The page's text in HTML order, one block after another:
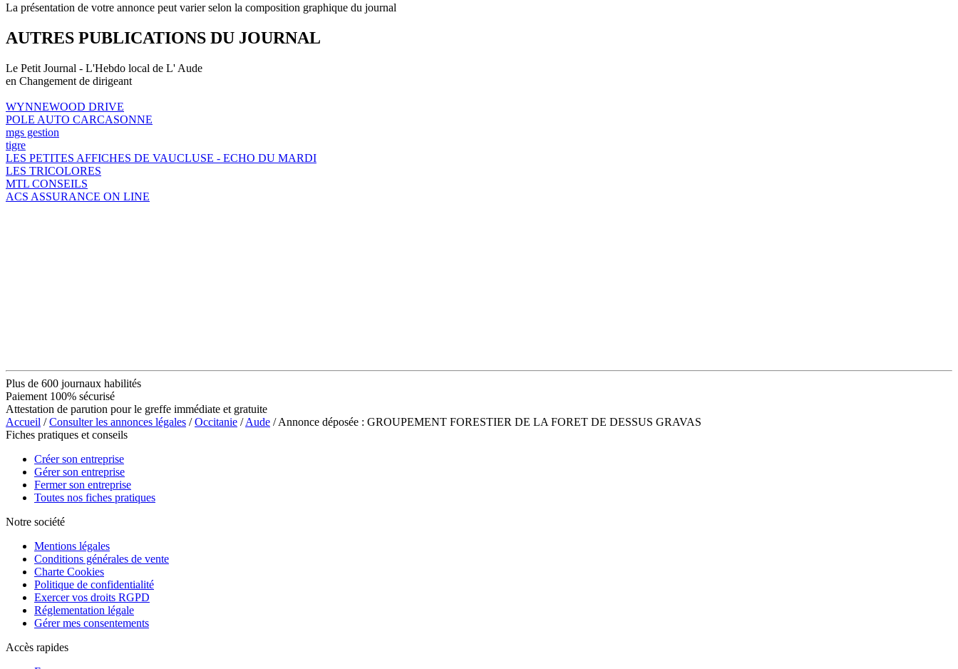
La présentation de votre annonce peut varier selon la composition graphique du journal
AUTRES PUBLICATIONS DU JOURNAL
Le Petit Journal - L'Hebdo local de L' Aude
en Changement de dirigeant
WYNNEWOOD DRIVE
POLE AUTO CARCASONNE
mgs gestion
tigre
LES PETITES AFFICHES DE VAUCLUSE - ECHO DU MARDI
LES TRICOLORES
MTL CONSEILS
ACS ASSURANCE ON LINE
Plus de 600 journaux habilités
Paiement 100% sécurisé
Attestation de parution pour le greffe immédiate et gratuite
Accueil /Consulter les annonces légales /Occitanie /Aude / Annonce déposée : GROUPEMENT FORESTIER DE LA FORET DE DESSUS GRAVAS
Fiches pratiques et conseils
Créer son entreprise
Gérer son entreprise
Fermer son entreprise
Toutes nos fiches pratiques
Notre société
Mentions légales
Conditions générales de vente
Charte Cookies
Politique de confidentialité
Exercer vos droits RGPD
Réglementation légale
Gérer mes consentements
Accès rapides